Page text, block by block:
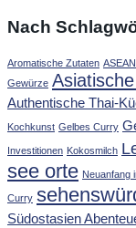
Nach
Aromatische Zutaten
Gewürze
Authentische Thai-
Kochkunst Gelbes Curry
Investitionen Kokosmilch
see orte Neuanfang
Curry
Südostasien